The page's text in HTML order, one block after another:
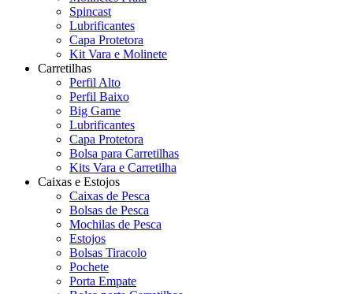
Spincast
Lubrificantes
Capa Protetora
Kit Vara e Molinete
Carretilhas
Perfil Alto
Perfil Baixo
Big Game
Lubrificantes
Capa Protetora
Bolsa para Carretilhas
Kits Vara e Carretilha
Caixas e Estojos
Caixas de Pesca
Bolsas de Pesca
Mochilas de Pesca
Estojos
Bolsas Tiracolo
Pochete
Porta Empate